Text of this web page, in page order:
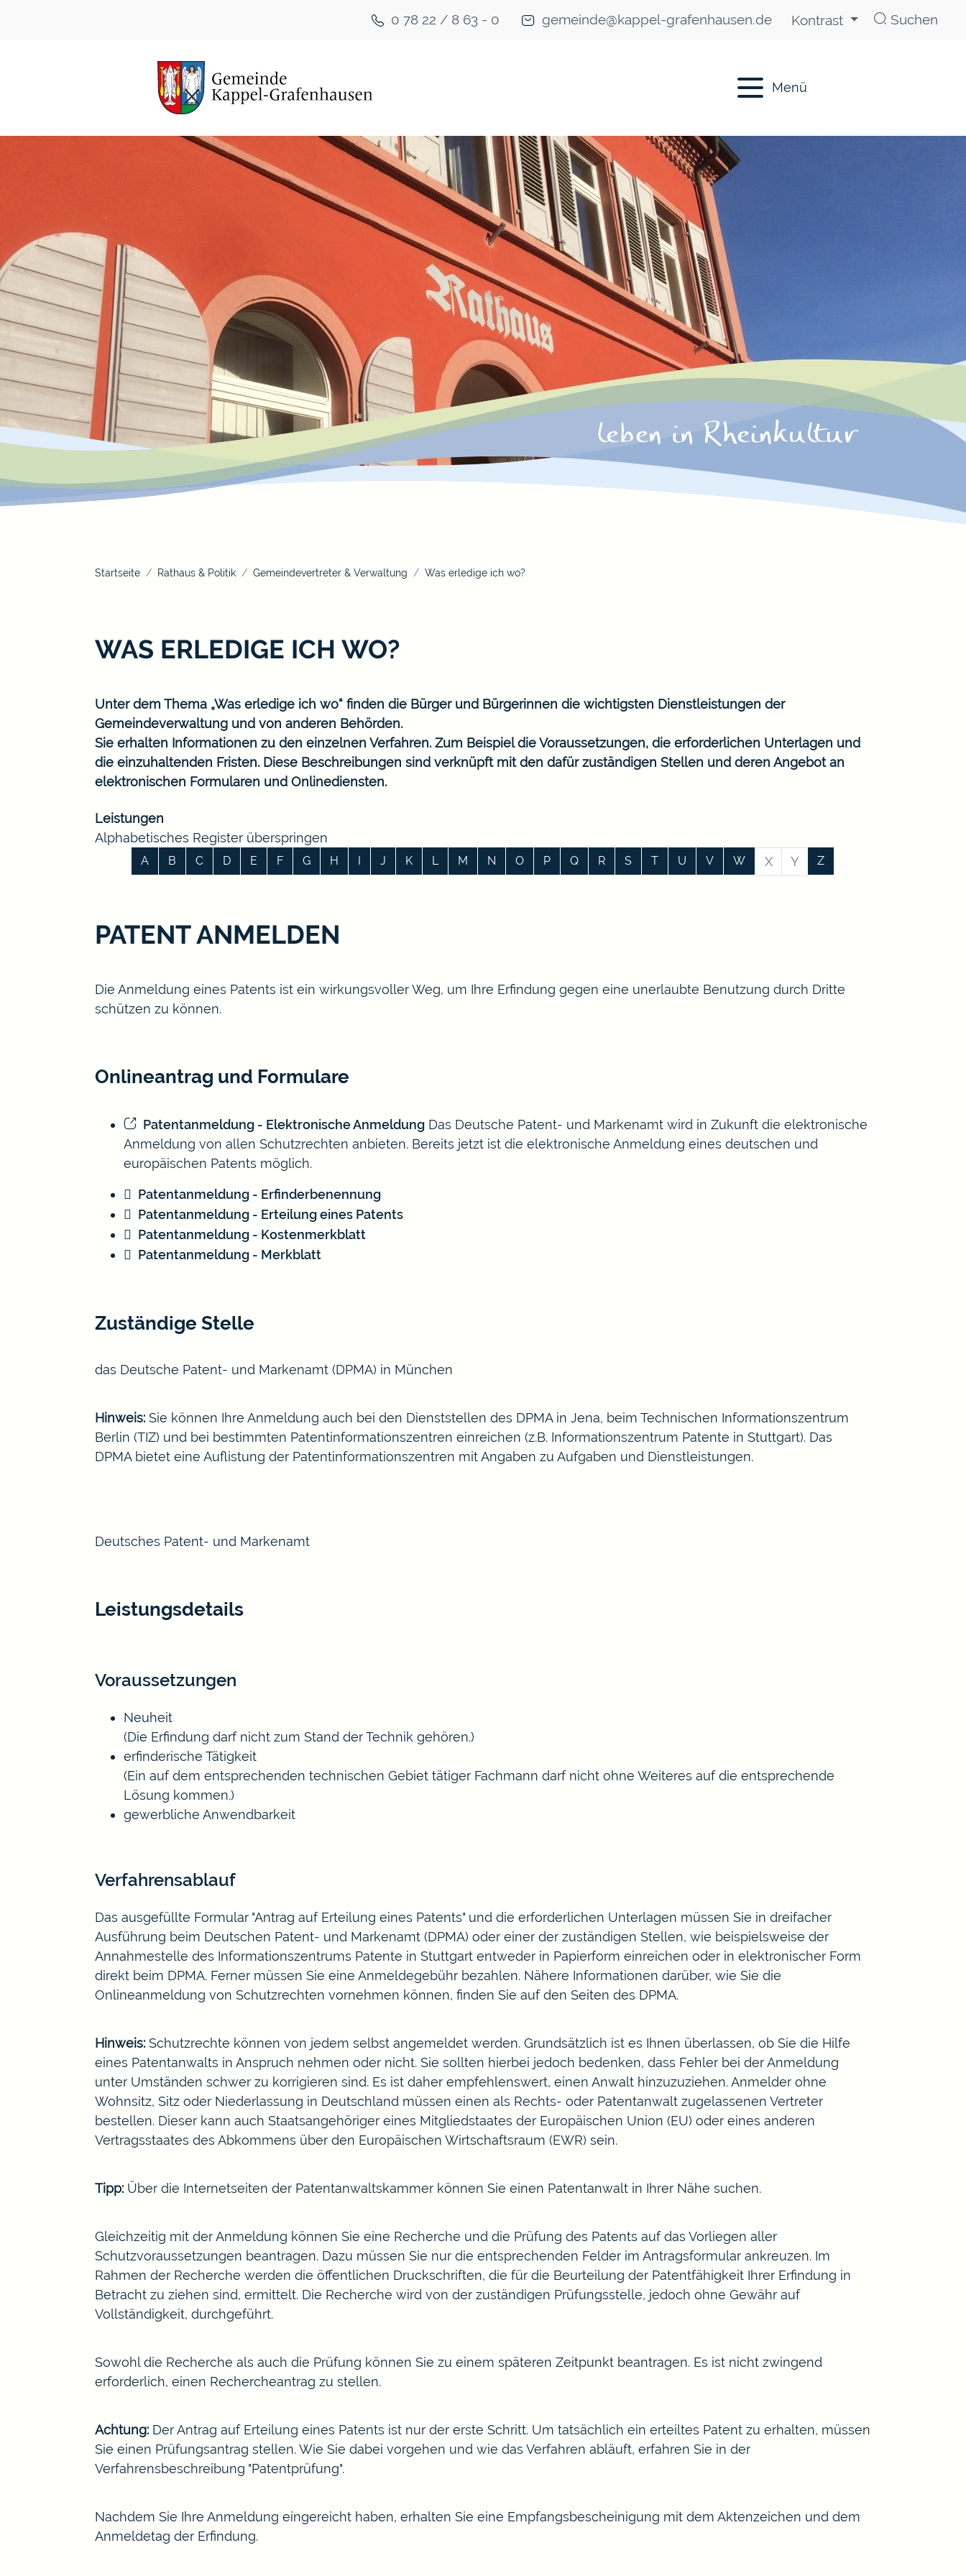
0 78 22 / 8 63 - 0 gemeinde@kappel-grafenhausen.de Kontrast Suchen
Menü
Startseite Rathaus & Politik Gemeindevertreter & Verwaltung Was erledige ich wo?
WAS ERLEDIGE ICH WO?
Unter dem Thema „Was erledige ich wo“ finden die Bürger und Bürgerinnen die wichtigsten Dienstleistungen der
Gemeindeverwaltung und von anderen Behörden.
Sie erhalten Informationen zu den einzelnen Verfahren. Zum Beispiel die Voraussetzungen, die erforderlichen Unterlagen und
die einzuhaltenden Fristen. Diese Beschreibungen sind verknüpft mit den dafür zuständigen Stellen und deren Angebot an
elektronischen Formularen und Onlinediensten.
Leistungen
Alphabetisches Register überspringen
A B C D E F G H I J K L M N O P Q R S T U V W X Y Z
PATENT ANMELDEN
Die Anmeldung eines Patents ist ein wirkungsvoller Weg, um Ihre Erfindung gegen eine unerlaubte Benutzung durch Dritte
schützen zu können.
Onlineantrag und Formulare
Patentanmeldung - Elektronische Anmeldung Das Deutsche Patent- und Markenamt wird in Zukunft die elektronische
Anmeldung von allen Schutzrechten anbieten. Bereits jetzt ist die elektronische Anmeldung eines deutschen und
europäischen Patents möglich.
Patentanmeldung - Erfinderbenennung
Patentanmeldung - Erteilung eines Patents
Patentanmeldung - Kostenmerkblatt
Patentanmeldung - Merkblatt
Zuständige Stelle
das Deutsche Patent- und Markenamt (DPMA) in München
Hinweis: Sie können Ihre Anmeldung auch bei den Dienststellen des DPMA in Jena, beim Technischen Informationszentrum
Berlin (TIZ) und bei bestimmten Patentinformationszentren einreichen (z.B. Informationszentrum Patente in Stuttgart). Das
DPMA bietet eine Auflistung der Patentinformationszentren mit Angaben zu Aufgaben und Dienstleistungen.
Deutsches Patent- und Markenamt
Leistungsdetails
Voraussetzungen
Neuheit
(Die Erfindung darf nicht zum Stand der Technik gehören.)
erfinderische Tätigkeit
(Ein auf dem entsprechenden technischen Gebiet tätiger Fachmann darf nicht ohne Weiteres auf die entsprechende
Lösung kommen.)
gewerbliche Anwendbarkeit
Verfahrensablauf
Das ausgefüllte Formular "Antrag auf Erteilung eines Patents" und die erforderlichen Unterlagen müssen Sie in dreifacher
Ausführung beim Deutschen Patent- und Markenamt (DPMA) oder einer der zuständigen Stellen, wie beispielsweise der
Annahmestelle des Informationszentrums Patente in Stuttgart entweder in Papierform einreichen oder in elektronischer Form
direkt beim DPMA. Ferner müssen Sie eine Anmeldegebühr bezahlen. Nähere Informationen darüber, wie Sie die
Onlineanmeldung von Schutzrechten vornehmen können, finden Sie auf den Seiten des DPMA.
Hinweis: Schutzrechte können von jedem selbst angemeldet werden. Grundsätzlich ist es Ihnen überlassen, ob Sie die Hilfe
eines Patentanwalts in Anspruch nehmen oder nicht. Sie sollten hierbei jedoch bedenken, dass Fehler bei der Anmeldung
unter Umständen schwer zu korrigieren sind. Es ist daher empfehlenswert, einen Anwalt hinzuzuziehen. Anmelder ohne
Wohnsitz, Sitz oder Niederlassung in Deutschland müssen einen als Rechts- oder Patentanwalt zugelassenen Vertreter
bestellen. Dieser kann auch Staatsangehöriger eines Mitgliedstaates der Europäischen Union (EU) oder eines anderen
Vertragsstaates des Abkommens über den Europäischen Wirtschaftsraum (EWR) sein.
Tipp: Über die Internetseiten der Patentanwaltskammer können Sie einen Patentanwalt in Ihrer Nähe suchen.
Gleichzeitig mit der Anmeldung können Sie eine Recherche und die Prüfung des Patents auf das Vorliegen aller
Schutzvoraussetzungen beantragen. Dazu müssen Sie nur die entsprechenden Felder im Antragsformular ankreuzen. Im
Rahmen der Recherche werden die öffentlichen Druckschriften, die für die Beurteilung der Patentfähigkeit Ihrer Erfindung in
Betracht zu ziehen sind, ermittelt. Die Recherche wird von der zuständigen Prüfungsstelle, jedoch ohne Gewähr auf
Vollständigkeit, durchgeführt.
Sowohl die Recherche als auch die Prüfung können Sie zu einem späteren Zeitpunkt beantragen. Es ist nicht zwingend
erforderlich, einen Rechercheantrag zu stellen.
Achtung: Der Antrag auf Erteilung eines Patents ist nur der erste Schritt. Um tatsächlich ein erteiltes Patent zu erhalten, müssen
Sie einen Prüfungsantrag stellen. Wie Sie dabei vorgehen und wie das Verfahren abläuft, erfahren Sie in der
Verfahrensbeschreibung "Patentprüfung".
Nachdem Sie Ihre Anmeldung eingereicht haben, erhalten Sie eine Empfangsbescheinigung mit dem Aktenzeichen und dem
Anmeldetag der Erfindung.